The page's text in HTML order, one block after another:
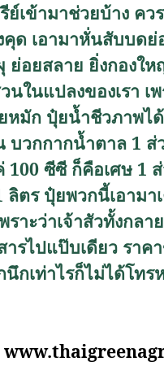
เข้ามาช่วยบ้าง ค
คุด เอามาหั่นสับบ
ย่อยสลาย ยิ่งกองใ
ในแปลงของเรา เ
มัก ปุ๋ยน้ำชีวภาพไ
บวกกากน้ำตาล 1
100 ซีซี ก็คือเศษ 1
ลิตร ปุ๋ยพวกนี้เอาม
าะว่าเจ้าสัวทั้งกล
รไปแป๊บเดียว ราค
กเท่าไรก็ไม่ได้โท